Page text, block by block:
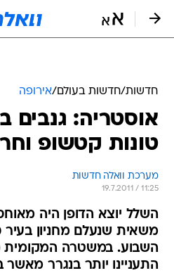
חדשות/חדשות בעולם/אירופה
טונות קטשופ
מערכת וואלה חדשות
19.7.2011 / 11:25
השלל יוצא הדופן היה
משאית שנעלם מחניון
השבוע. במשטרה המקומית
התעניינו יותר בנגרר מאשר